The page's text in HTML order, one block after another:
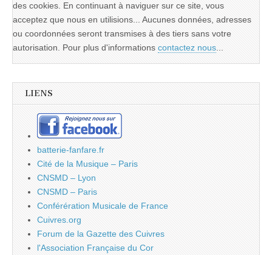
des cookies. En continuant à naviguer sur ce site, vous
acceptez que nous en utilisions... Aucunes données, adresses
ou coordonnées seront transmises à des tiers sans votre
autorisation. Pour plus d'informations contactez nous...
LIENS
batterie-fanfare.fr
Cité de la Musique – Paris
CNSMD – Lyon
CNSMD – Paris
Conférération Musicale de France
Cuivres.org
Forum de la Gazette des Cuivres
l'Association Française du Cor